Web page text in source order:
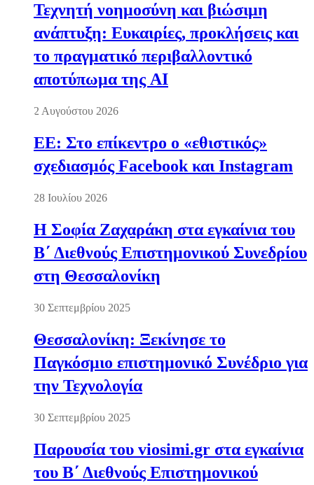
Τεχνητή νοημοσύνη και βιώσιμη
ανάπτυξη: Ευκαιρίες, προκλήσεις και
το πραγματικό περιβαλλοντικό
αποτύπωμα της AI
2 Αυγούστου 2026
ΕΕ: Στο επίκεντρο ο «εθιστικός»
σχεδιασμός Facebook και Instagram
28 Ιουλίου 2026
Η Σοφία Ζαχαράκη στα εγκαίνια του
Β΄ Διεθνούς Επιστημονικού Συνεδρίου
στη Θεσσαλονίκη
30 Σεπτεμβρίου 2025
Θεσσαλονίκη: Ξεκίνησε το
Παγκόσμιο επιστημονικό Συνέδριο για
την Τεχνολογία
30 Σεπτεμβρίου 2025
Παρουσία του viosimi.gr στα εγκαίνια
του Β΄ Διεθνούς Επιστημονικού